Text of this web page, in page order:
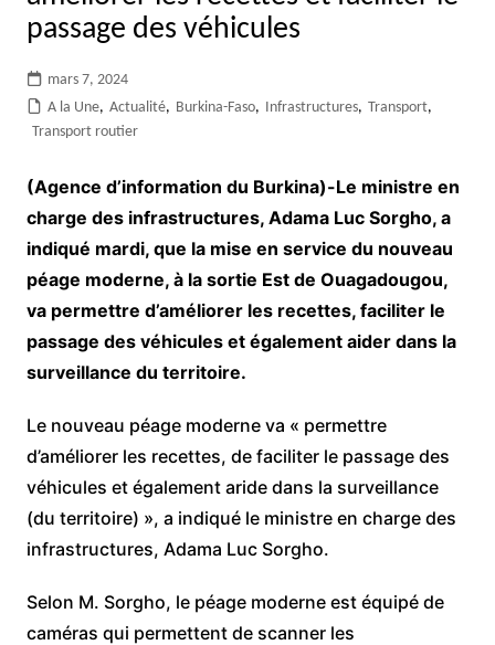
passage des véhicules
mars 7, 2024
A la Une, Actualité, Burkina-Faso, Infrastructures, Transport,
Transport routier
(Agence d’information du Burkina)-Le ministre en
charge des infrastructures, Adama Luc Sorgho, a
indiqué mardi, que la mise en service du nouveau
péage moderne, à la sortie Est de Ouagadougou,
va permettre d’améliorer les recettes, faciliter le
passage des véhicules et également aider dans la
surveillance du territoire.
Le nouveau péage moderne va « permettre
d’améliorer les recettes, de faciliter le passage des
véhicules et également aride dans la surveillance
(du territoire) », a indiqué le ministre en charge des
infrastructures, Adama Luc Sorgho.
Selon M. Sorgho, le péage moderne est équipé de
caméras qui permettent de scanner les